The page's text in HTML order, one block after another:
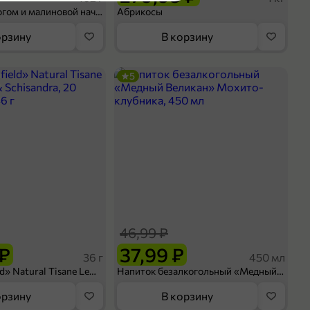
Шосон с творогом и малиновой начинкой, 102 г Абрикосы
В корзину
36 г
Чай «Greenfield» Natural Tisane Lemongrass & Schisandra, 20 пирамидок, 36 г
37,99 ₽
46,99 ₽
450 мл
Напиток безалкогольный «Медный Великан» Мохито-клубника, 450 мл
5
В корзину